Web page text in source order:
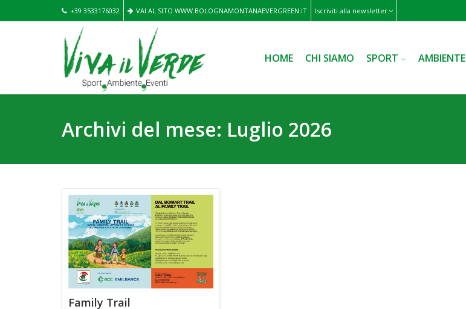
+39 3533176032 VAI AL SITO WWW.BOLOGNAMONTANAEVERGREEN.IT Iscriviti alla newsletter
HOME CHI SIAMO SPORT AMBIENTE
Archivi del mese: Luglio 2026
Family Trail